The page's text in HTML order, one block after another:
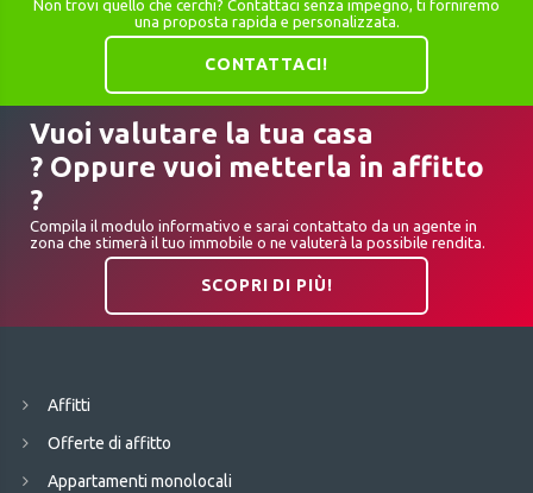
Non trovi quello che cerchi? Contattaci senza impegno, ti forniremo
una proposta rapida e personalizzata.
CONTATTACI!
Vuoi valutare la tua casa
? Oppure vuoi metterla in affitto
?
Compila il modulo informativo e sarai contattato da un agente in
zona che stimerà il tuo immobile o ne valuterà la possibile rendita.
SCOPRI DI PIÙ!
Affitti
Offerte di affitto
Appartamenti monolocali